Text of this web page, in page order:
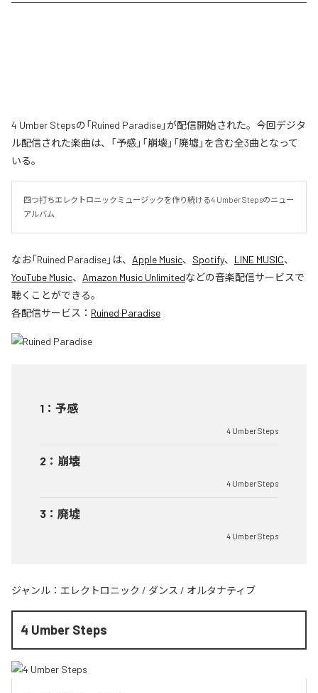
4 Umber Stepsの「Ruined Paradise」が配信開始された。今回デジタ
ル配信された楽曲は、「予感」「崩壊」「廃墟」を含む全3曲となって
いる。
四つ打ちエレクトロニックミュージックを作り続ける4 Umber Stepsのニュー
アルバム
なお「Ruined Paradise」は、 Apple Music、 Spotify、 LINE MUSIC、
YouTube Music、 Amazon Music Unlimitedなどの音楽配信サービスで
聴くことができる。
各配信サービス： Ruined Paradise
1 ： 予感
4 Umber Steps
2 ： 崩壊
4 Umber Steps
3 ： 廃墟
4 Umber Steps
ジャンル： エレクトロニック / ダンス / オルタナティブ
4 Umber Steps